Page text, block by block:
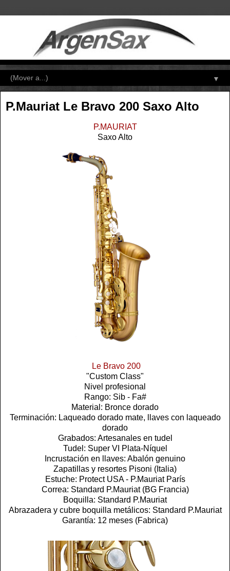
▼
P.Mauriat Le Bravo 200 Saxo Alto
P.MAURIAT
Saxo Alto
Le Bravo 200
"Custom Class"
Nivel profesional
Rango: Sib - Fa#
Material: Bronce dorado
Terminación: Laqueado dorado mate, llaves con laqueado
dorado
Grabados: Artesanales en tudel
Tudel: Super VI Plata-Níquel
Incrustación en llaves: Abalón genuino
Zapatillas y resortes Pisoni (Italia)
Estuche: Protect USA - P.Mauriat París
Correa: Standard P.Mauriat (BG Francia)
Boquilla: Standard P.Mauriat
Abrazadera y cubre boquilla metálicos: Standard P.Mauriat
Garantía: 12 meses (Fabrica)